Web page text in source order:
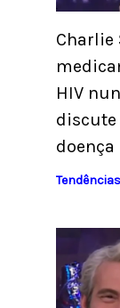
Charlie
HIV
discute
doença
Tendências